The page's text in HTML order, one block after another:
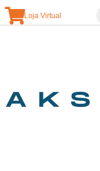
Loja Virtual